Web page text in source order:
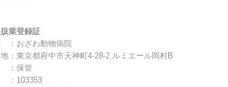
業登録証
：おざわ動物病院
：東京都府中市天神町4-28-2 ルミエール岡村B
保管
103353